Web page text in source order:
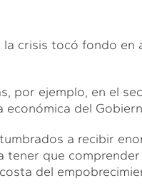
crisis tocó fondo en
por ejemplo, en el
del
a recibir
que
del